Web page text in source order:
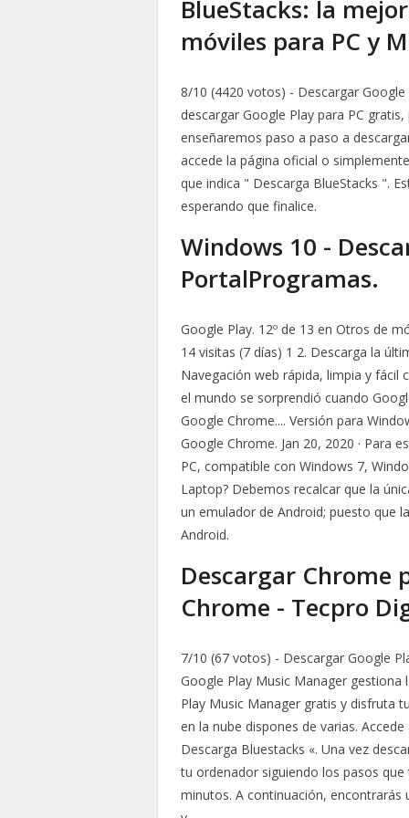
BlueStacks: la
móviles para PC y
8/10 (4420 votos) - Descargar
descargar Google Play para PC
enseñaremos paso a paso a
accede la página oficial o
que indica " Descarga BlueStacks ".
esperando que finalice.
Windows 10 -
PortalProgramas.
Google Play. 12º de 13 en Otros de
14 visitas (7 días) 1 2. Descarga la
Navegación web rápida, limpia y fácil
el mundo se sorprendió cuando
Google Chrome.... Versión para
Google Chrome. Jan 20, 2020 · Para
PC, compatible con Windows 7,
Laptop? Debemos recalcar que la
un emulador de Android; puesto que
Android.
Descargar Chrome
Chrome - Tecpro
7/10 (67 votos) - Descargar Google
Google Play Music Manager gestiona
Play Music Manager gratis y disfruta
en la nube dispones de varias.
Descarga Bluestacks «. Una vez
tu ordenador siguiendo los pasos
minutos. A continuación, encontrarás